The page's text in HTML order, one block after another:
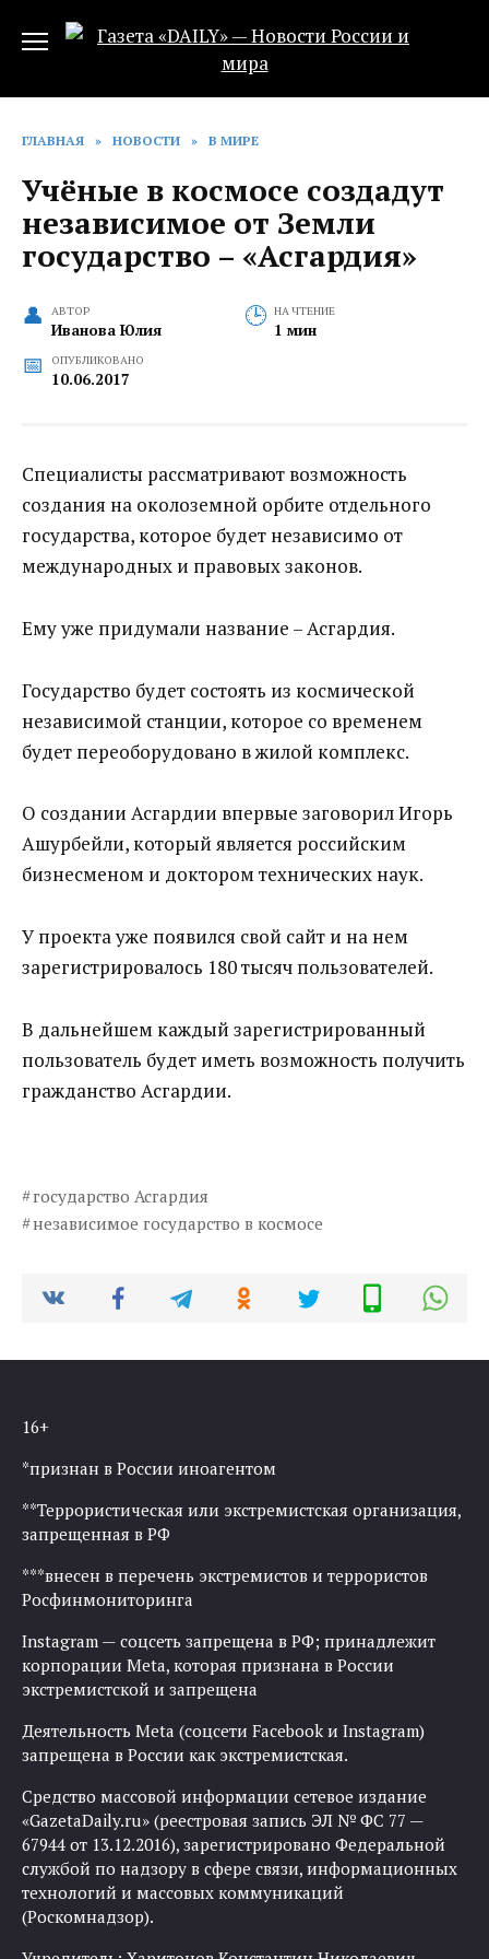
ГЛАВНАЯ » НОВОСТИ » В МИРЕ
Учёные в космосе создадут
независимое от Земли
государство – «Асгардия»
АВТОР
Иванова Юлия
НА ЧТЕНИЕ
1 мин
ОПУБЛИКОВАНО
10.06.2017
Специалисты рассматривают возможность
создания на околоземной орбите отдельного
государства, которое будет независимо от
международных и правовых законов.
Ему уже придумали название – Асгардия.
Государство будет состоять из космической
независимой станции, которое со временем
будет переоборудовано в жилой комплекс.
О создании Асгардии впервые заговорил Игорь
Ашурбейли, который является российским
бизнесменом и доктором технических наук.
У проекта уже появился свой сайт и на нем
зарегистрировалось 180 тысяч пользователей.
В дальнейшем каждый зарегистрированный
пользователь будет иметь возможность получить
гражданство Асгардии.
государство Асгардия
независимое государство в космосе
16+
*признан в России иноагентом
**Террористическая или экстремистская организация,
запрещенная в РФ
***внесен в перечень экстремистов и террористов
Росфинмониторинга
Instagram — соцсеть запрещена в РФ; принадлежит
корпорации Meta, которая признана в России
экстремистской и запрещена
Деятельность Meta (соцсети Facebook и Instagram)
запрещена в России как экстремистская.
Средство массовой информации сетевое издание
«GazetaDaily.ru» (реестровая запись ЭЛ № ФС 77 —
67944 от 13.12.2016), зарегистрировано Федеральной
службой по надзору в сфере связи, информационных
технологий и массовых коммуникаций
(Роскомнадзор).